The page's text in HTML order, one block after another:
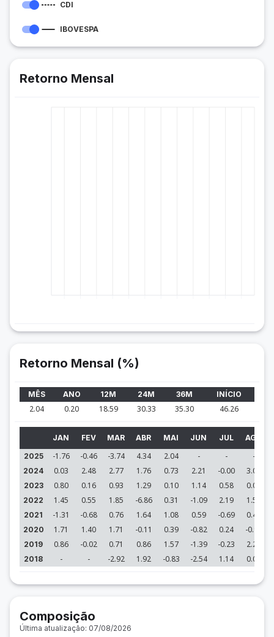
CDI
IBOVESPA
Retorno Mensal
Retorno Mensal (%)
MÊS ANO 12M 24M 36M INÍCIO
2.04 0.20 18.59 30.33 35.30 46.26
JAN FEV MAR ABR MAI JUN JUL AGO
2025
-1.76 -0.46 -3.74 4.34 2.04 - - -
2024 0.03 2.48 2.77 1.76 0.73 2.21 -0.00 3.04
2023 0.80 0.16 0.93 1.29 0.10 1.14 0.58 0.04
2022 1.45 0.55 1.85 -6.86 0.31 -1.09 2.19 1.59
2021 -1.31 -0.68 0.76 1.64 1.08 0.59 -0.69 0.46
2020 1.71 1.40 1.71 -0.11 0.39 -0.82 0.24 -0.99
2019 0.86 -0.02 0.71 0.86 1.57 -1.39 -0.23 2.25
2018 - - -2.92 1.92 -0.83 -2.54 1.14 0.04
Composição
Última atualização: 07/08/2026